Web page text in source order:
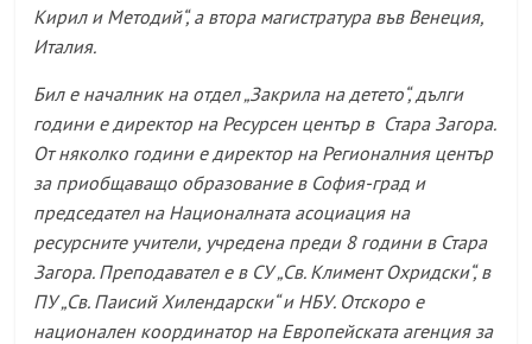
Кирил и Методий“, а втора магистратура във Венеция,
Италия.
Бил е началник на отдел „Закрила на детето“, дълги
години е директор на Ресурсен център в Стара Загора.
От няколко години е директор на Регионалния център
за приобщаващо образование в София-град и
председател на Националната асоциация на
ресурсните учители, учредена преди 8години в Стара
Загора. Преподавател е в СУ „Св. Климент Охридски“, в
ПУ „Св. Паисий Хилендарски“ и НБУ. Отскоро е
национален координатор на Европейската агенция за